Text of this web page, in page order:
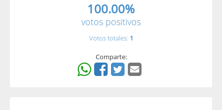
100.00%
votos positivos
Votos totales: 1
Comparte: